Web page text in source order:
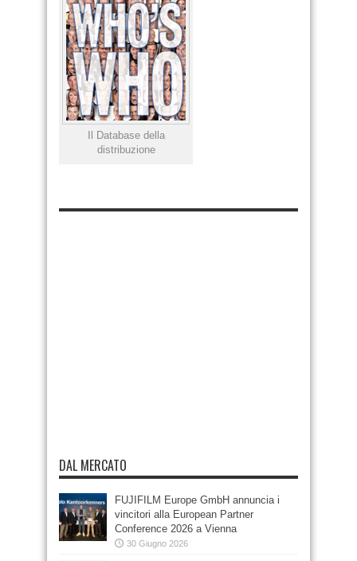
Il Database della
distribuzione
DAL MERCATO
FUJIFILM Europe GmbH annuncia i
vincitori alla European Partner
Conference 2026 a Vienna
30 Giugno 2026